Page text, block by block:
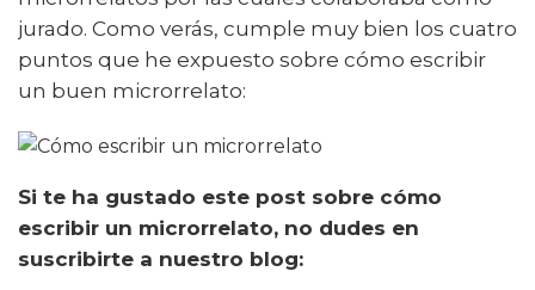
jurado. Como verás, cumple muy bien los cuatro
puntos que he expuesto sobre cómo escribir
un buen microrrelato:
Si te ha gustado este post sobre cómo
escribir un microrrelato, no dudes en
suscribirte a nuestro blog: